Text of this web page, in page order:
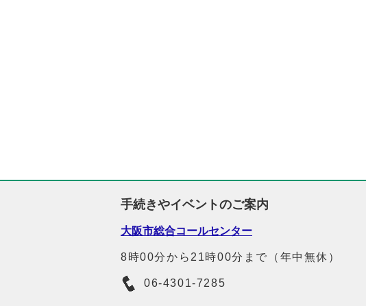
手続きやイベントのご案内
大阪市総合コールセンター
8時00分から21時00分まで（年中無休）
06-4301-7285